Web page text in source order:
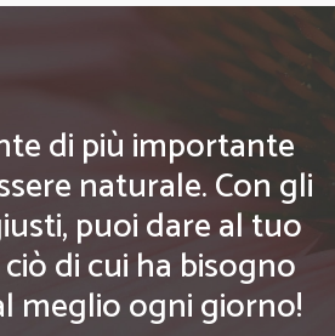
di più importante
naturale. Con gli
puoi dare al tuo
di cui ha bisogno
meglio ogni giorno!